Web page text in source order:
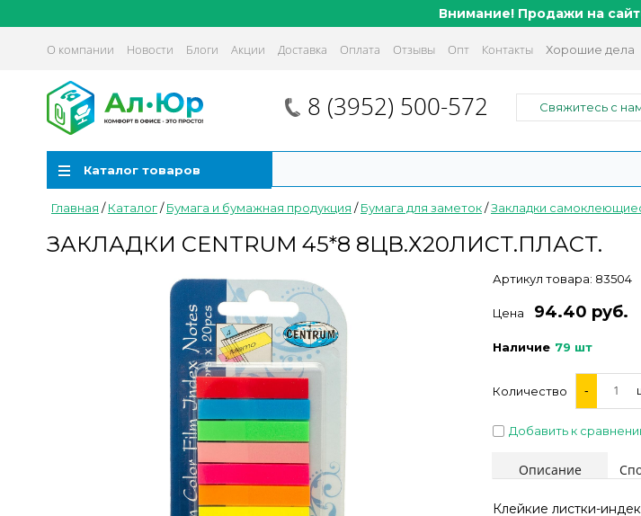
Внимание! Продажи на
О компании Новости Блоги Акции Доставка Оплата Отзывы Опт Контакты Хорошие дела
8 (3952) 500-572 Свяжитесь с
Каталог товаров
Главная /Каталог/Бумага и бумажная продукция /Бумага для заметок/Закладки
ЗАКЛАДКИ CENTRUM 45*8 8ЦВ.Х20ЛИСТ.ПЛАСТ.
Артикул товара: 83504
Цена 94.40 руб.
Наличие 79 шт
Количество -
Добавить к
Описание
Клейкие листки-